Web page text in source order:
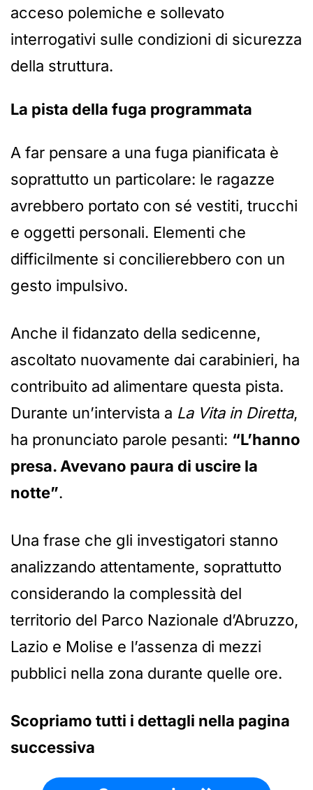
acceso polemiche e sollevato
interrogativi sulle condizioni di sicurezza
della struttura.
La pista della fuga programmata
A far pensare a una fuga pianificata è
soprattutto un particolare: le ragazze
avrebbero portato con sé vestiti, trucchi
e oggetti personali. Elementi che
difficilmente si concilierebbero con un
gesto impulsivo.
Anche il fidanzato della sedicenne,
ascoltato nuovamente dai carabinieri, ha
contribuito ad alimentare questa pista.
Durante un’intervista a La Vita in Diretta,
ha pronunciato parole pesanti: “L’hanno
presa. Avevano paura di uscire la
notte”.
Una frase che gli investigatori stanno
analizzando attentamente, soprattutto
considerando la complessità del
territorio del Parco Nazionale d’Abruzzo,
Lazio e Molise e l’assenza di mezzi
pubblici nella zona durante quelle ore.
Scopriamo tutti i dettagli nella pagina
successiva